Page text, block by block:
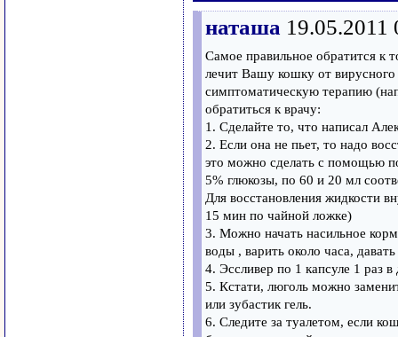
наташа 19.05.2011
Самое правильное обратится к
лечит Вашу кошку от вирусного
симптоматическую терапию
обратиться к врачу:
1. Сделайте то, что написал
2. Если она не пьет, то надо
это можно сделать с помощью
5% глюкозы, по 60 и 20 мл
Для восстановления жидкости
15 мин по чайной ложке)
3. Можно начать насильное
воды , варить около часа,
4. Эссливер по 1 капсуле 1 раз в
5. Кстати, люголь можно
или зубастик гель.
6. Следите за туалетом, если